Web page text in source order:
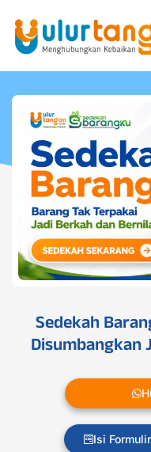
Sedekah
Disumbangkan
Isi